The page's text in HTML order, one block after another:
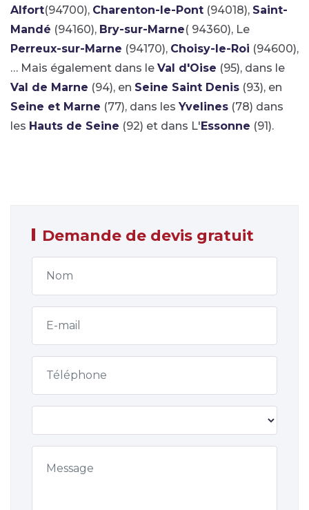
Demande de devis gratuit
Alfort(94700), Charenton-le-Pont (94018), Saint-
Mandé (94160), Bry-sur-Marne( 94360), Le
Perreux-sur-Marne (94170), Choisy-le-Roi (94600),
… Mais également dans le Val d'Oise (95), dans le
Val de Marne (94), en Seine Saint Denis (93), en
Seine et Marne (77), dans les Yvelines (78) dans
les Hauts de Seine (92) et dans L'Essonne (91).